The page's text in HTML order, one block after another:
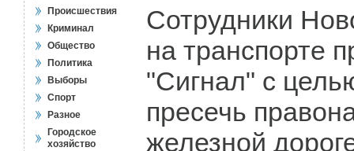
Происшествия
Криминал
Общество
Политика
Выборы
Спорт
Разное
Городское
хозяйство
Сотрудники
на транспорте
"Сигнал" с
пресечь
железной